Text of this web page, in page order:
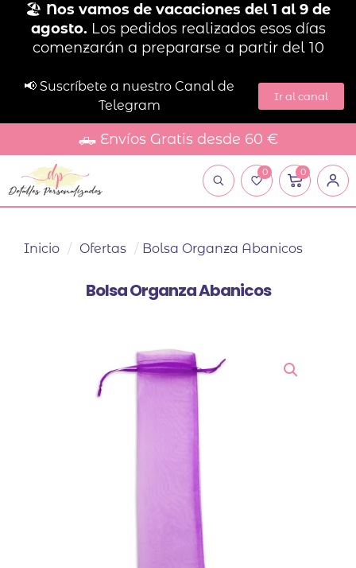
🏖️ Nos vamos de vacaciones del 1 al 9 de
agosto. Los pedidos realizados esos días
comenzarán a prepararse a partir del 10
📢 Suscríbete a nuestro Canal de
Telegram
Ir al canal
🛻 Envíos Gratis desde 60 €
0 0
Inicio / Ofertas / Bolsa Organza Abanicos
Bolsa Organza Abanicos